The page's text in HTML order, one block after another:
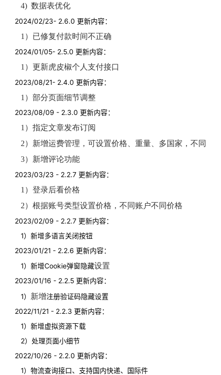
4) 数据表优化
2024/02/23- 2.6.0 更新内容：
1）已修复付款时间不正确
2024/01/05- 2.5.0 更新内容：
1）更新虎皮椒个人支付接口
2023/08/21- 2.4.0 更新内容：
1）部分页面细节调整
2023/08/09 - 2.3.0 更新内容：
1）指定文章发布订阅
2）新增运费管理，可设置价格、重量、多国家， 不同国
3）新增评论功能
2023/03/23 - 2.2.7 更新内容：
1）登录后看价格
2）根据账号类型设置价格，不同账户不同价格
2023/02/09 - 2.2.7 更新内容：
1）新增多语言关闭按钮
2023/01/21 - 2.2.6 更新内容：
1）新增Cookie弹窗隐藏设置
2023/01/16 - 2.2.5 更新内容：
1） 新增注册验证码隐藏设置
2022/11/21 - 2.2.3 更新内容：
1）新增虚拟资源下载
2）处理页面小细节
2022/10/26 - 2.2.0 更新内容：
1）物流查询接口、支持国内快递、国际件